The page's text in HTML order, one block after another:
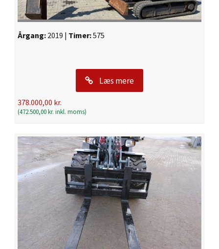
Årgang: 2019 | Timer:575
Læs mere
378.000,00 kr.
(472.500,00kr. inkl. moms)